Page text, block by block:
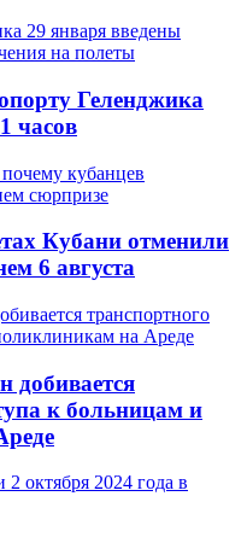
Геленджика
часов
Кубани отменили
6 августа
добивается
к больницам и